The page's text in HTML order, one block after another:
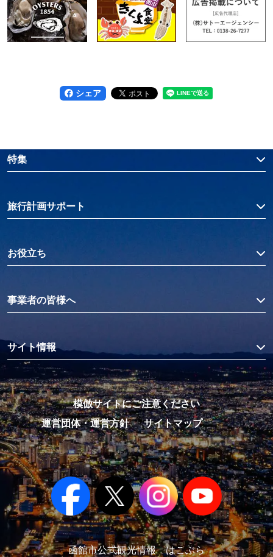
シェア
特集
旅行計画サポート
お役立ち
事業者の皆様へ
サイト情報
模倣サイトにご注意ください
運営団体・運営方針
サイトマップ
函館市公式観光情報 はこぶら